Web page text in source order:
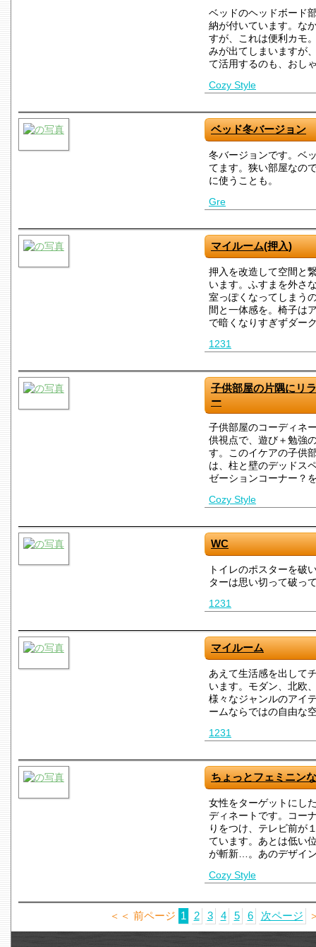
ベッドのヘッドボード
納が付いています。な
すが、これは便利カモ
みが出てしまいますが
て活用するのも、おし
Cozy Style
ベッド冬バージョン
冬バージョンです。ベ
てます。狭い部屋なの
に使うことも。
Gre
マイルーム(押入)
押入を改造して空間と
います。ふすまを外さ
室っぽくなってしまう
間と一体感を。椅子は
で暗くなりすぎずダー
1231
子供部屋の片隅にリ
ー
子供部屋のコーディネ
供視点で、遊び＋勉強
す。このイケアの子供
は、柱と壁のデッドス
ゼーションコーナー？
Cozy Style
WC
トイレのポスターを破
ターは思い切って破っ
1231
マイルーム
あえて生活感を出して
います。モダン、北欧
様々なジャンルのアイ
ームならではの自由な
1231
ちょっとフェミニン
女性をターゲットにし
ディネートです。コー
りをつけ、テレビ前が
ています。あとは低い
が斬新…。あのデザイ
Cozy Style
＜＜ 前ページ 1 2 3 4 5 6 次ページ